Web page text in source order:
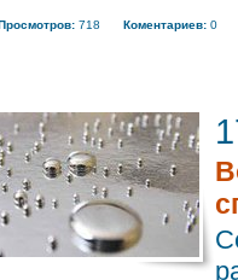
718 Коментариев: 0